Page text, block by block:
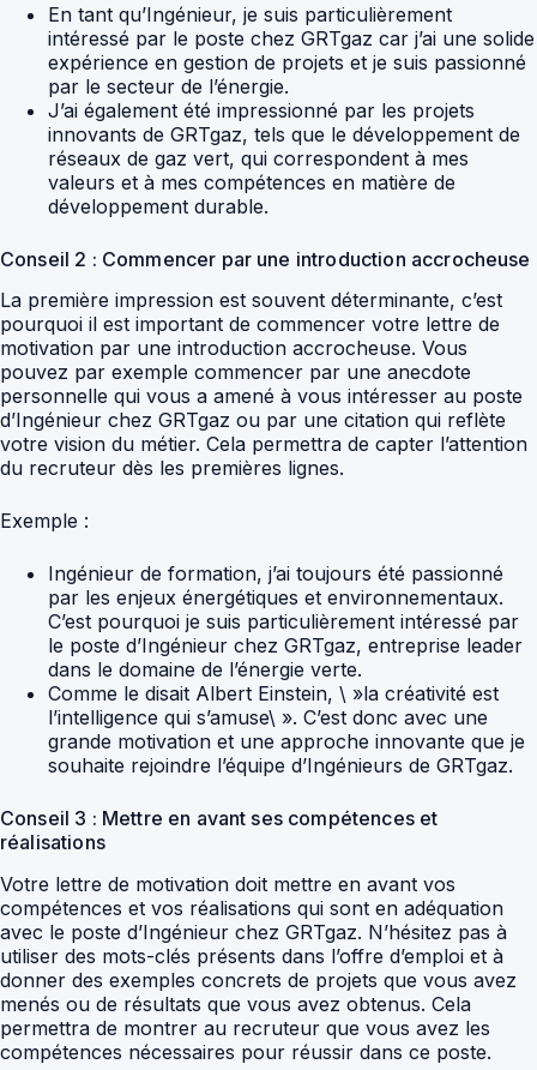
En tant qu’Ingénieur, je suis particulièrement
intéressé par le poste chez GRTgaz car j’ai une solide
expérience en gestion de projets et je suis passionné
par le secteur de l’énergie.
J’ai également été impressionné par les projets
innovants de GRTgaz, tels que le développement de
réseaux de gaz vert, qui correspondent à mes
valeurs et à mes compétences en matière de
développement durable.
Conseil 2 : Commencer par une introduction accrocheuse
La première impression est souvent déterminante, c’est
pourquoi il est important de commencer votre lettre de
motivation par une introduction accrocheuse. Vous
pouvez par exemple commencer par une anecdote
personnelle qui vous a amené à vous intéresser au poste
d’Ingénieur chez GRTgaz ou par une citation qui reflète
votre vision du métier. Cela permettra de capter l’attention
du recruteur dès les premières lignes.
Exemple :
Ingénieur de formation, j’ai toujours été passionné
par les enjeux énergétiques et environnementaux.
C’est pourquoi je suis particulièrement intéressé par
le poste d’Ingénieur chez GRTgaz, entreprise leader
dans le domaine de l’énergie verte.
Comme le disait Albert Einstein, \ »la créativité est
l’intelligence qui s’amuse\ ». C’est donc avec une
grande motivation et une approche innovante que je
souhaite rejoindre l’équipe d’Ingénieurs de GRTgaz.
Conseil 3 : Mettre en avant ses compétences et
réalisations
Votre lettre de motivation doit mettre en avant vos
compétences et vos réalisations qui sont en adéquation
avec le poste d’Ingénieur chez GRTgaz. N’hésitez pas à
utiliser des mots-clés présents dans l’offre d’emploi et à
donner des exemples concrets de projets que vous avez
menés ou de résultats que vous avez obtenus. Cela
permettra de montrer au recruteur que vous avez les
compétences nécessaires pour réussir dans ce poste.